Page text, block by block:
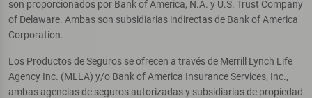
son proporcionados por Bank of America, N.A. y U.S. Trust Company
of Delaware. Ambas son subsidiarias indirectas de Bank of America
Corporation.
Los Productos de Seguros se ofrecen a través de Merrill Lynch Life
Agency Inc. (MLLA) y/o Bank of America Insurance Services, Inc.,
ambas agencias de seguros autorizadas y subsidiarias de propiedad